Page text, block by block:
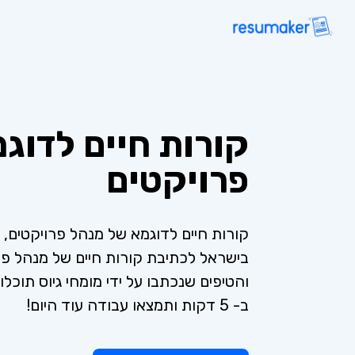
קורות חיים
פרויקטים
קורות חיים לדוגמא של מנהל
בישראל לכתיבת קורות חיים של מנהל
והטיפים שנכתבו על ידי מומחי גיוס
ב- 5 דקות ותמצאו עבודה עוד היום!